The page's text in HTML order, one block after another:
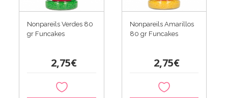
Nonpareils Verdes 80
gr Funcakes
2,75€
Nonpareils Amarillos
80 gr Funcakes
2,75€